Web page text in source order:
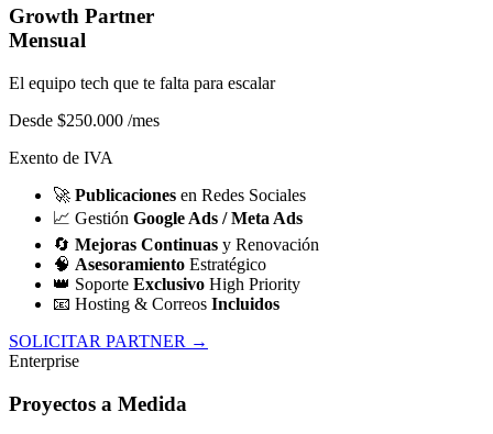
Growth Partner
Mensual
El equipo tech que te falta para escalar
Desde $250.000 /mes
Exento de IVA
🚀 Publicaciones en Redes Sociales
📈 Gestión Google Ads / Meta Ads
🔄 Mejoras Continuas y Renovación
🧠 Asesoramiento Estratégico
👑 Soporte Exclusivo High Priority
📧 Hosting & Correos Incluidos
SOLICITAR PARTNER →
Enterprise
Proyectos a Medida